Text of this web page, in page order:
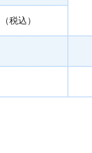
税込）